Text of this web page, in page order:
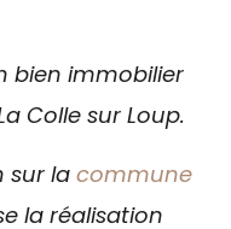
bien immobilier
Colle sur Loup.
sur la commune
la réalisation